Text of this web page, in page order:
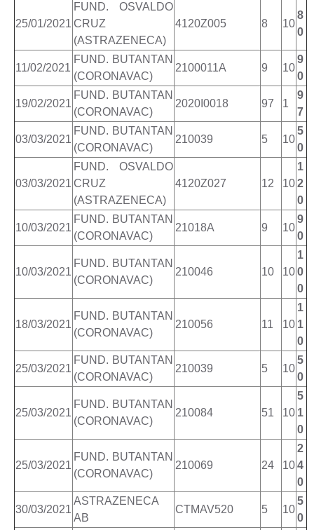
25/01/2021
FUND. OSVALDO
CRUZ
(ASTRAZENECA)
4120Z005 8 10
8
0
11/02/2021
FUND. BUTANTAN
(CORONAVAC)
2100011A 9 10
9
0
19/02/2021
FUND. BUTANTAN
(CORONAVAC)
2020I0018 97 1
9
7
03/03/2021
FUND. BUTANTAN
(CORONAVAC)
210039 5 10
5
0
03/03/2021
FUND. OSVALDO
CRUZ
(ASTRAZENECA)
4120Z027 12 10
1
2
0
10/03/2021
FUND. BUTANTAN
(CORONAVAC)
21018A 9 10
9
0
10/03/2021
FUND. BUTANTAN
(CORONAVAC)
210046 10 10
1
0
0
18/03/2021
FUND. BUTANTAN
(CORONAVAC)
210056 11 10
1
1
0
25/03/2021
FUND. BUTANTAN
(CORONAVAC)
210039 5 10
5
0
25/03/2021
FUND. BUTANTAN
(CORONAVAC)
210084 51 10
5
1
0
25/03/2021
FUND. BUTANTAN
(CORONAVAC)
210069 24 10
2
4
0
30/03/2021
ASTRAZENECA
AB
CTMAV520 5 10
5
0